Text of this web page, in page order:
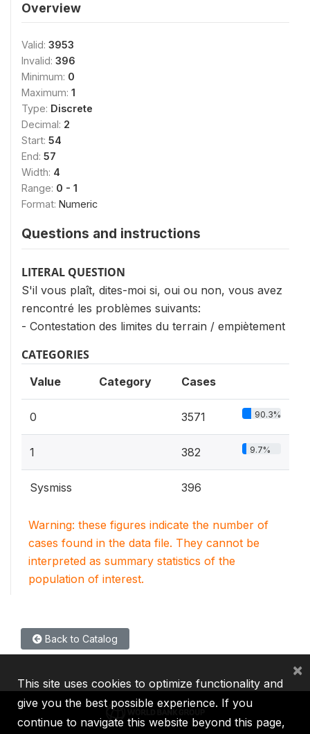
Overview
Valid: 3953
Invalid: 396
Minimum: 0
Maximum: 1
Type: Discrete
Decimal: 2
Start: 54
End: 57
Width: 4
Range: 0 - 1
Format: Numeric
Questions and instructions
LITERAL QUESTION
S'il vous plaît, dites-moi si, oui ou non, vous avez
rencontré les problèmes suivants:
- Contestation des limites du terrain / empiètement
CATEGORIES
Value Category Cases
0 3571 90.3%
1 382 9.7%
Sysmiss 396
Warning: these figures indicate the number of
cases found in the data file. They cannot be
interpreted as summary statistics of the
population of interest.
Back to Catalog
This site uses cookies to optimize functionality and
give you the best possible experience. If you
continue to navigate this website beyond this page,
×